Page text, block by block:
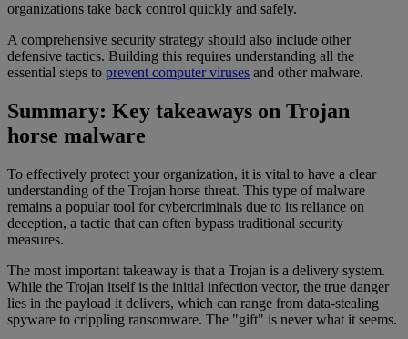
organizations take back control quickly and safely.
A comprehensive security strategy should also include other
defensive tactics. Building this requires understanding all the
essential steps to prevent computer viruses and other malware.
Summary: Key takeaways on Trojan
horse malware
To effectively protect your organization, it is vital to have a clear
understanding of the Trojan horse threat. This type of malware
remains a popular tool for cybercriminals due to its reliance on
deception, a tactic that can often bypass traditional security
measures.
The most important takeaway is that a Trojan is a delivery system.
While the Trojan itself is the initial infection vector, the true danger
lies in the payload it delivers, which can range from data-stealing
spyware to crippling ransomware. The "gift" is never what it seems.